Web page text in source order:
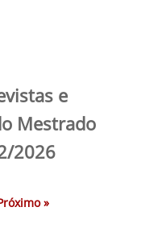
e
Mestrado
2026
»